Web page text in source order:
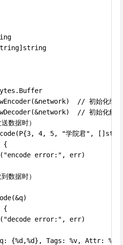
// 初始化编
// 初始化解
数据时）
4, 5, "学院君",
{
error:", err)
数据时）
{
error:", err)
{%d,%d}, Tags: %v, Attr: